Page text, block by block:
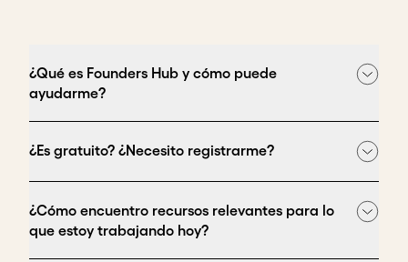
¿Qué es Founders Hub y cómo puede
ayudarme?
¿Es gratuito? ¿Necesito registrarme?
¿Cómo encuentro recursos relevantes para lo
que estoy trabajando hoy?